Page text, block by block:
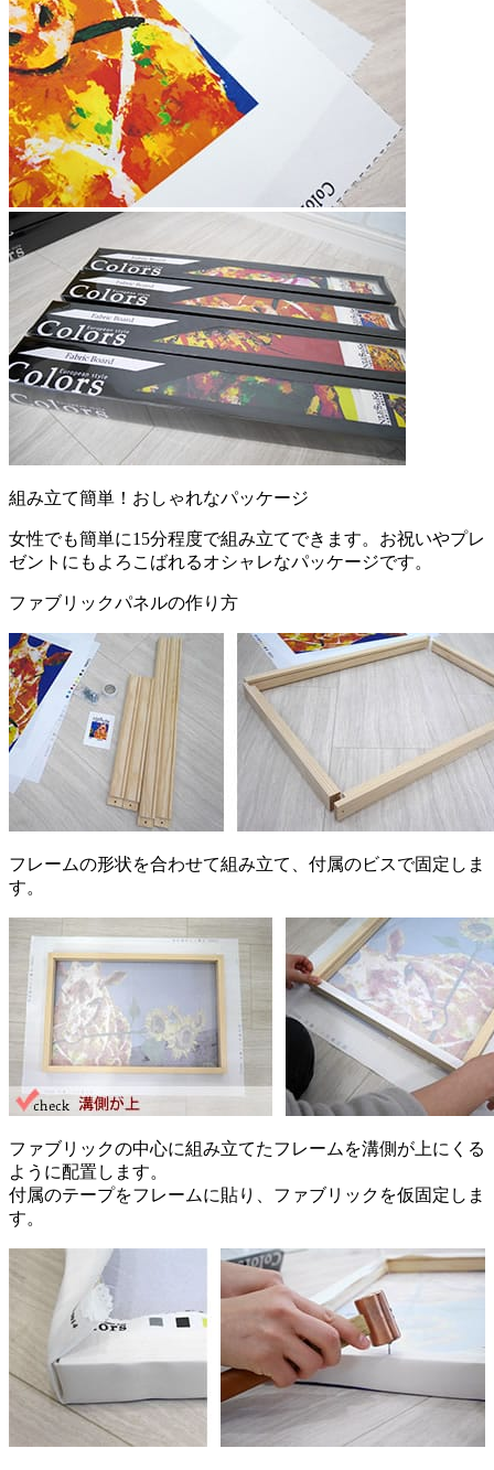
組み立て簡単！おしゃれなパッケージ
女性でも簡単に15分程度で組み立てできます。お祝いやプレ
ゼントにもよろこばれるオシャレなパッケージです。
ファブリックパネルの作り方
フレームの形状を合わせて組み立て、付属のビスで固定しま
す。
ファブリックの中心に組み立てたフレームを溝側が上にくる
ように配置します。
付属のテープをフレームに貼り、ファブリックを仮固定しま
す。